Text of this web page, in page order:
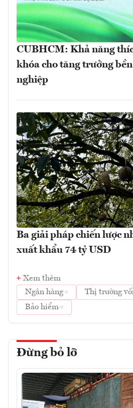
CUBHCM: Khả năng
khóa cho tăng trưởng
nghiệp
Ba giải pháp chiến lược
xuất khẩu 74 tỷ USD
Xem thêm
Ngân hàng
Thị trường
Bảo hiểm
Đừng bỏ lỡ